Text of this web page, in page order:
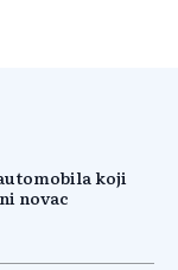
koji
novac